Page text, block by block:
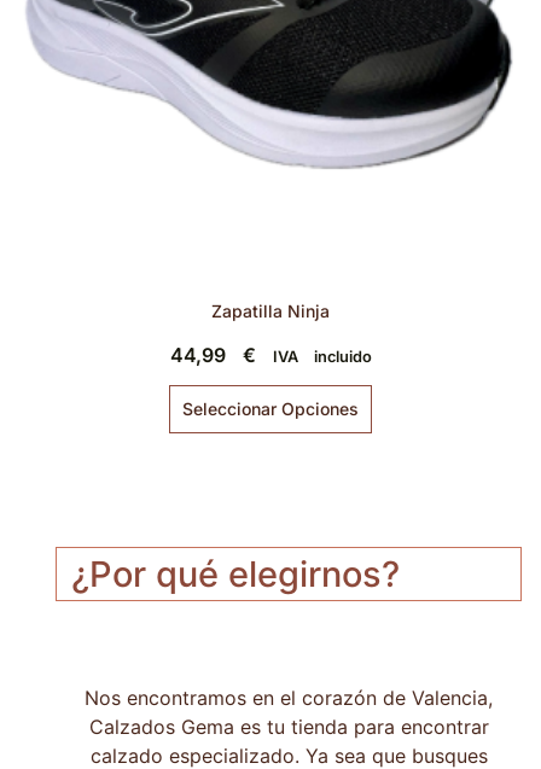
Zapatilla Ninja
44,99 € IVA incluido
Seleccionar Opciones
¿Por qué elegirnos?
Nos encontramos en el corazón de Valencia,
Calzados Gema es tu tienda para encontrar
calzado especializado. Ya sea que busques